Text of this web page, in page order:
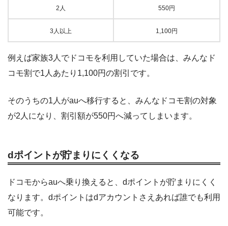
2人 550円
3人以上 1,100円
例えば家族3人でドコモを利用していた場合は、みんなド
コモ割で1人あたり1,100円の割引です。
そのうちの1人がauへ移行すると、みんなドコモ割の対象
が2人になり、割引額が550円へ減ってしまいます。
dポイントが貯まりにくくなる
ドコモからauへ乗り換えると、dポイントが貯まりにくく
なります。dポイントはdアカウントさえあれば誰でも利用
可能です。